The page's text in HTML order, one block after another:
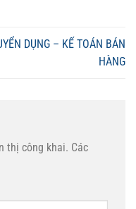
DỤNG – KẾ TOÁN BÁN
HÀNG
thị công khai. Các